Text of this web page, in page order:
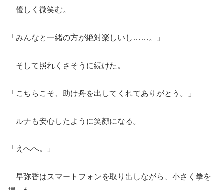
優しく微笑む。
「みんなと一緒の方が絶対楽しいし……。」
そして照れくさそうに続けた。
「こちらこそ、助け舟を出してくれてありがとう。」
ルナも安心したように笑顔になる。
「えへへ。」
早弥香はスマートフォンを取り出しながら、小さく拳を